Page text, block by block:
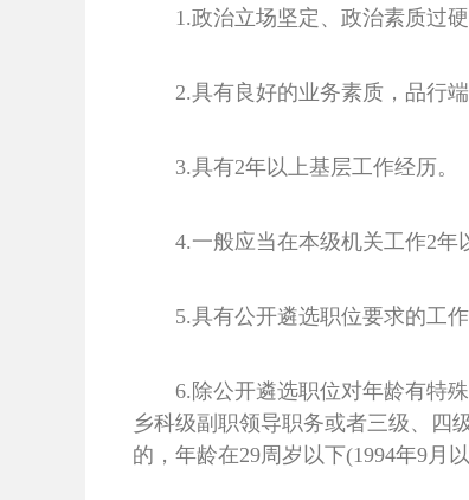
1.政治立场坚定、政治素质过
2.具有良好的业务素质，品行
3.具有2年以上基层工作经历。
4.一般应当在本级机关工作2年
5.具有公开遴选职位要求的工
6.除公开遴选职位对年龄有特
乡科级副职领导职务或者三级、四
的，年龄在29周岁以下(1994年9月以